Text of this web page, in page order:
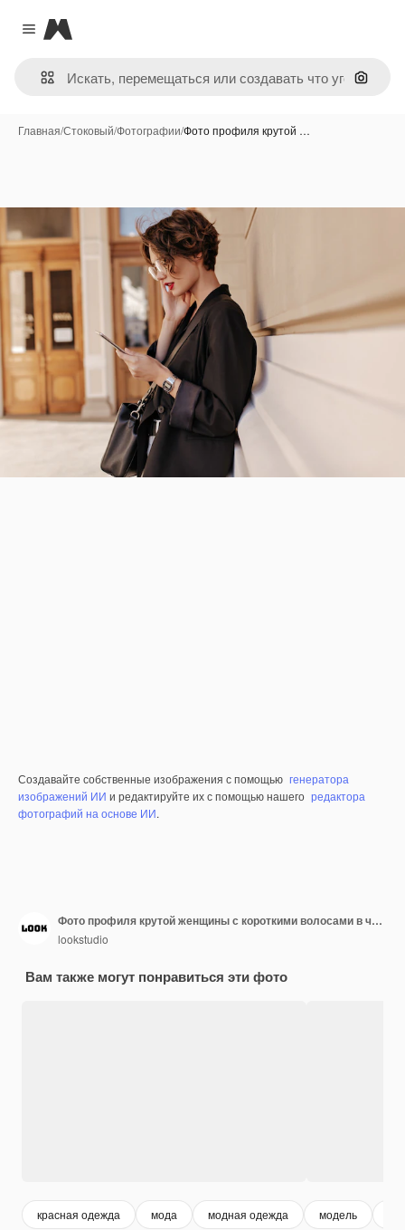
Close menu
Magnific
Поиск
Главная/Стоковый/Фотографии/Фото профиля крутой …
Создавайте собственные изображения с помощью генератора
изображений ИИ и редактируйте их с помощью нашего редактора
фотографий на основе ИИ.
Фото профиля крутой женщины с короткими волосами в черной куртке держит планшет на открытом воздухе. Красивая женщина в очках с сумочкой, позирующей на улице.
lookstudio
Вам также могут понравиться эти фото
красная одежда мода модная одежда модель